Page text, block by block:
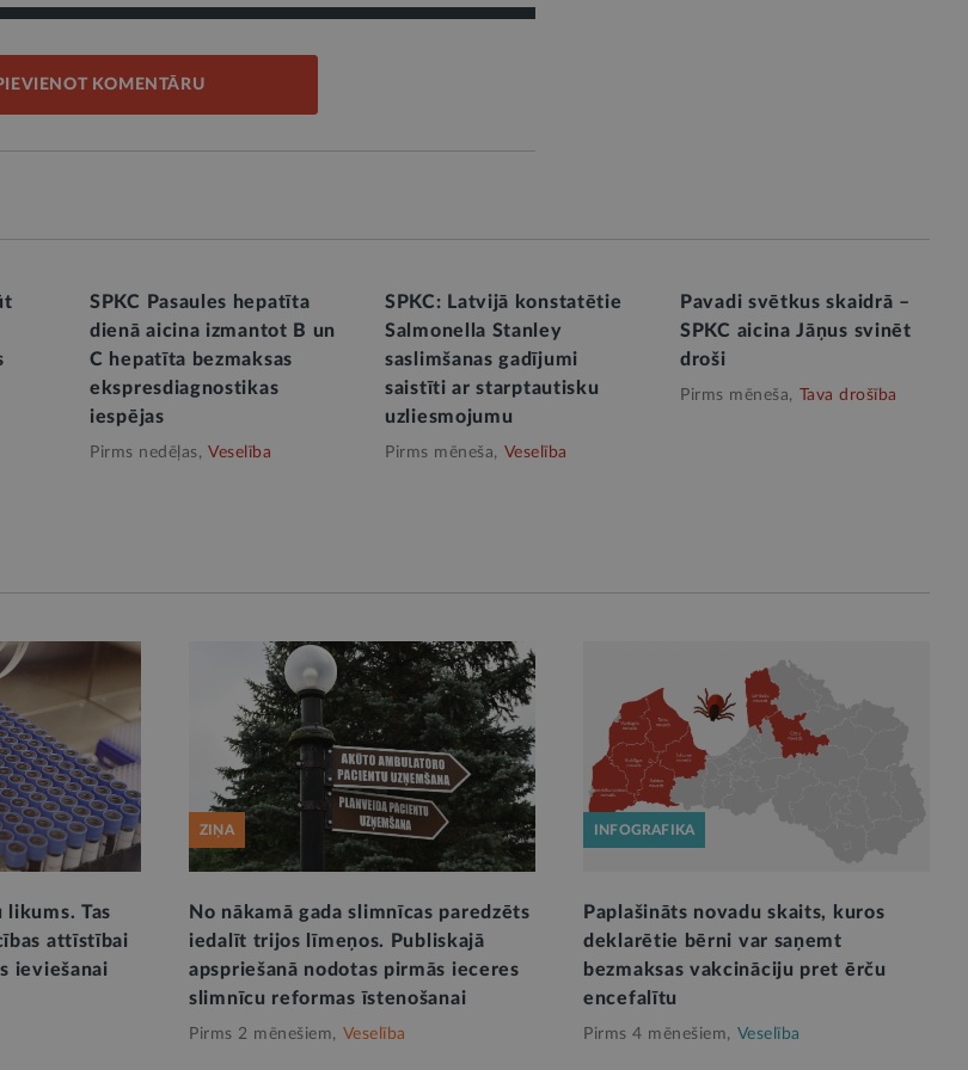
KOMENTĀRU
SPKC Pasaules hepatīta
dienā aicina izmantot B un
C hepatīta bezmaksas
ekspresdiagnostikas
iespējas
Pirms nedēļas, Veselība
SPKC: Latvijā konstatētie
Salmonella Stanley
saslimšanas gadījumi
saistīti ar starptautisku
uzliesmojumu
Pirms mēneša, Veselība
Pavadi svētkus skaidrā –
SPKC aicina Jāņus svinēt
droši
Pirms mēneša, Tava drošība
likums. Tas
attīstībai
ieviešanai
ZIŅA
No nākamā gada slimnīcas paredzēts
iedalīt trijos līmeņos. Publiskajā
apspriešanā nodotas pirmās ieceres
slimnīcu reformas īstenošanai
Pirms 2 mēnešiem, Veselība
INFOGRAFIKA
Paplašināts novadu skaits, kuros
deklarētie bērni var saņemt
bezmaksas vakcināciju pret ērču
encefalītu
Pirms 4 mēnešiem, Veselība